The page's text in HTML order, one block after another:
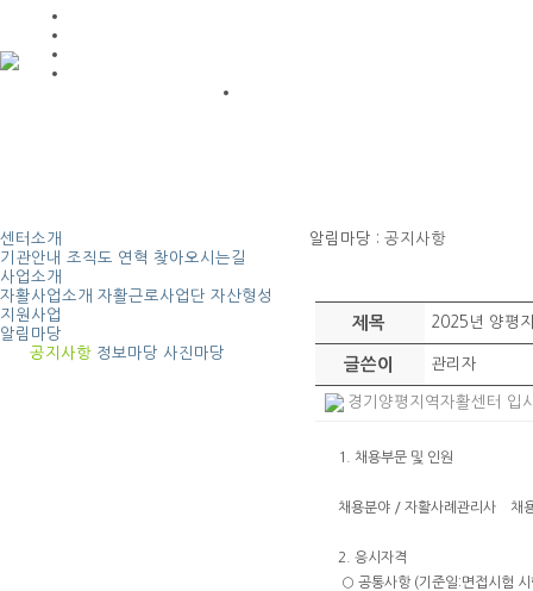
센터소개
기관안내 조직도 연혁 찾아오시는길
사업소개
자활사업소개 자활근로사업단 자산형성
지원사업
알림마당
공지사항 정보마당 사진마당
알림마당 : 공지사항
제목 2025년 양평
글쓴이 관리자
경기양평지역자활센터
1. 채용부문 및 인원
채용분야 / 자활사례관리사 채
2. 응시자격
○ 공통사항 (기준일:면접시험